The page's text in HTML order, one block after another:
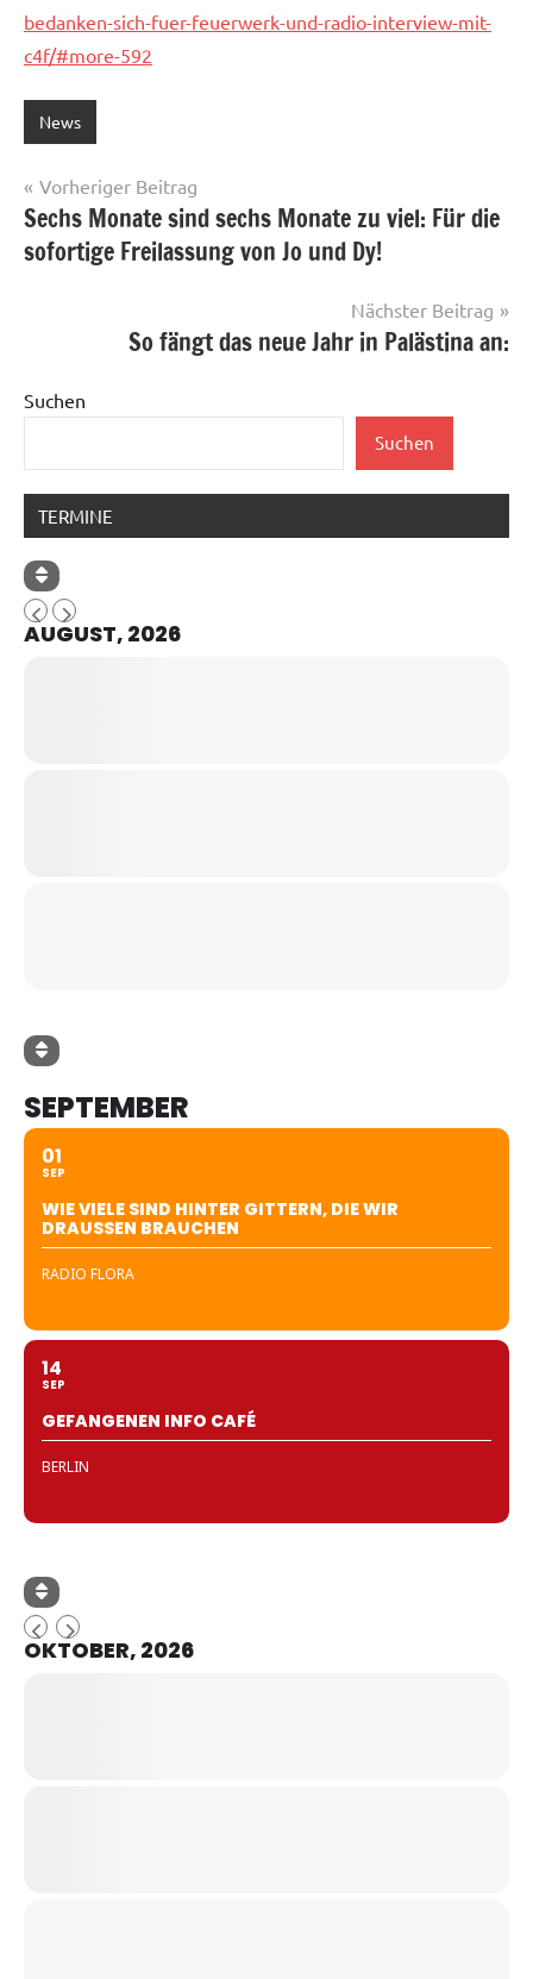
bedanken-sich-fuer-feuerwerk-und-radio-interview-mit-
c4f/#more-592
News
Beitragsnavigation
Vorheriger Beitrag
Sechs Monate sind sechs Monate zu viel: Für die
sofortige Freilassung von Jo und Dy!
Nächster Beitrag
So fängt das neue Jahr in Palästina an:
Suchen
Suchen
TERMINE
AUGUST, 2026
SEPTEMBER
01
SEP
WIE VIELE SIND HINTER GITTERN, DIE WIR
DRAUSSEN BRAUCHEN
RADIO FLORA
14
SEP
GEFANGENEN INFO CAFÉ
BERLIN
OKTOBER, 2026